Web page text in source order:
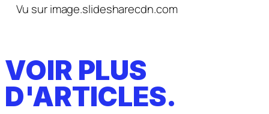
Vu sur image.slidesharecdn.com
VOIR PLUS
D'ARTICLES.